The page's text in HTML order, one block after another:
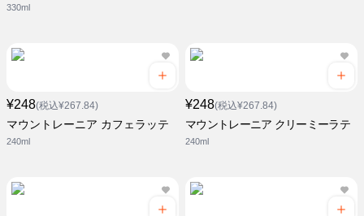
330ml
¥248(税込¥267.84)
マウントレーニア カフェラッテ
240ml
¥248(税込¥267.84)
マウントレーニア クリーミーラテ
240ml